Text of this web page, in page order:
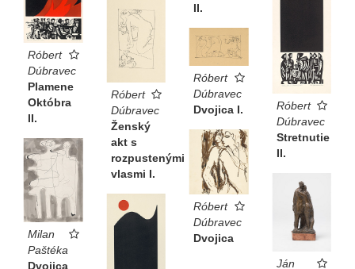
II.
Róbert
Dúbravec
Plamene
Októbra
II.
Róbert
Dúbravec
Stretnutie
II.
Róbert
Dúbravec
Ženský
akt s
rozpustenými
vlasmi I.
Róbert
Dúbravec
Dvojica I.
Róbert
Dúbravec
Dvojica
Milan
Paštéka
Dvojica
Ján